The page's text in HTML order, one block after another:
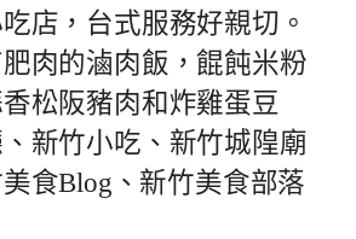
店，台式服務好親切。
肉的滷肉飯，餛飩米粉
松阪豬肉和炸雞蛋豆
新竹小吃、新竹城隍廟
食Blog、新竹美食部落